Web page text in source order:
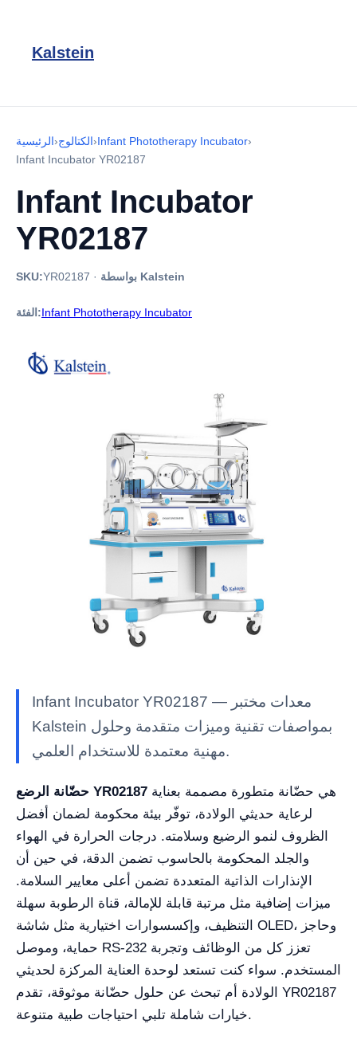
Kalstein
الرئيسية›الكتالوج›Infant Phototherapy Incubator›
Infant Incubator YR02187
Infant Incubator
YR02187
SKU:YR02187 · بواسطة Kalstein
الفئة:Infant Phototherapy Incubator
Infant Incubator YR02187 — معدات مختبر
Kalstein بمواصفات تقنية وميزات متقدمة وحلول
مهنية معتمدة للاستخدام العلمي.
حضّانة الرضع YR02187
لرعاية حديثي الولادة، توفّر بيئة محكومة لضمان أفضل
الظروف لنمو الرضيع وسلامته. درجات الحرارة في الهواء
والجلد المحكومة بالحاسوب تضمن الدقة، في حين أن
الإنذارات الذاتية المتعددة تضمن أعلى معايير السلامة.
ميزات إضافية مثل مرتبة قابلة للإمالة، قناة الرطوبة سهلة
التنظيف، وإكسسوارات اختيارية مثل شاشة OLED، وحاجز
حماية، وموصل RS-232 تعزز كل من الوظائف وتجربة
المستخدم. سواء كنت تستعد لوحدة العناية المركزة لحديثي
الولادة أم تبحث عن حلول حضّانة موثوقة، تقدم YR02187
خيارات شاملة تلبي احتياجات طبية متنوعة.